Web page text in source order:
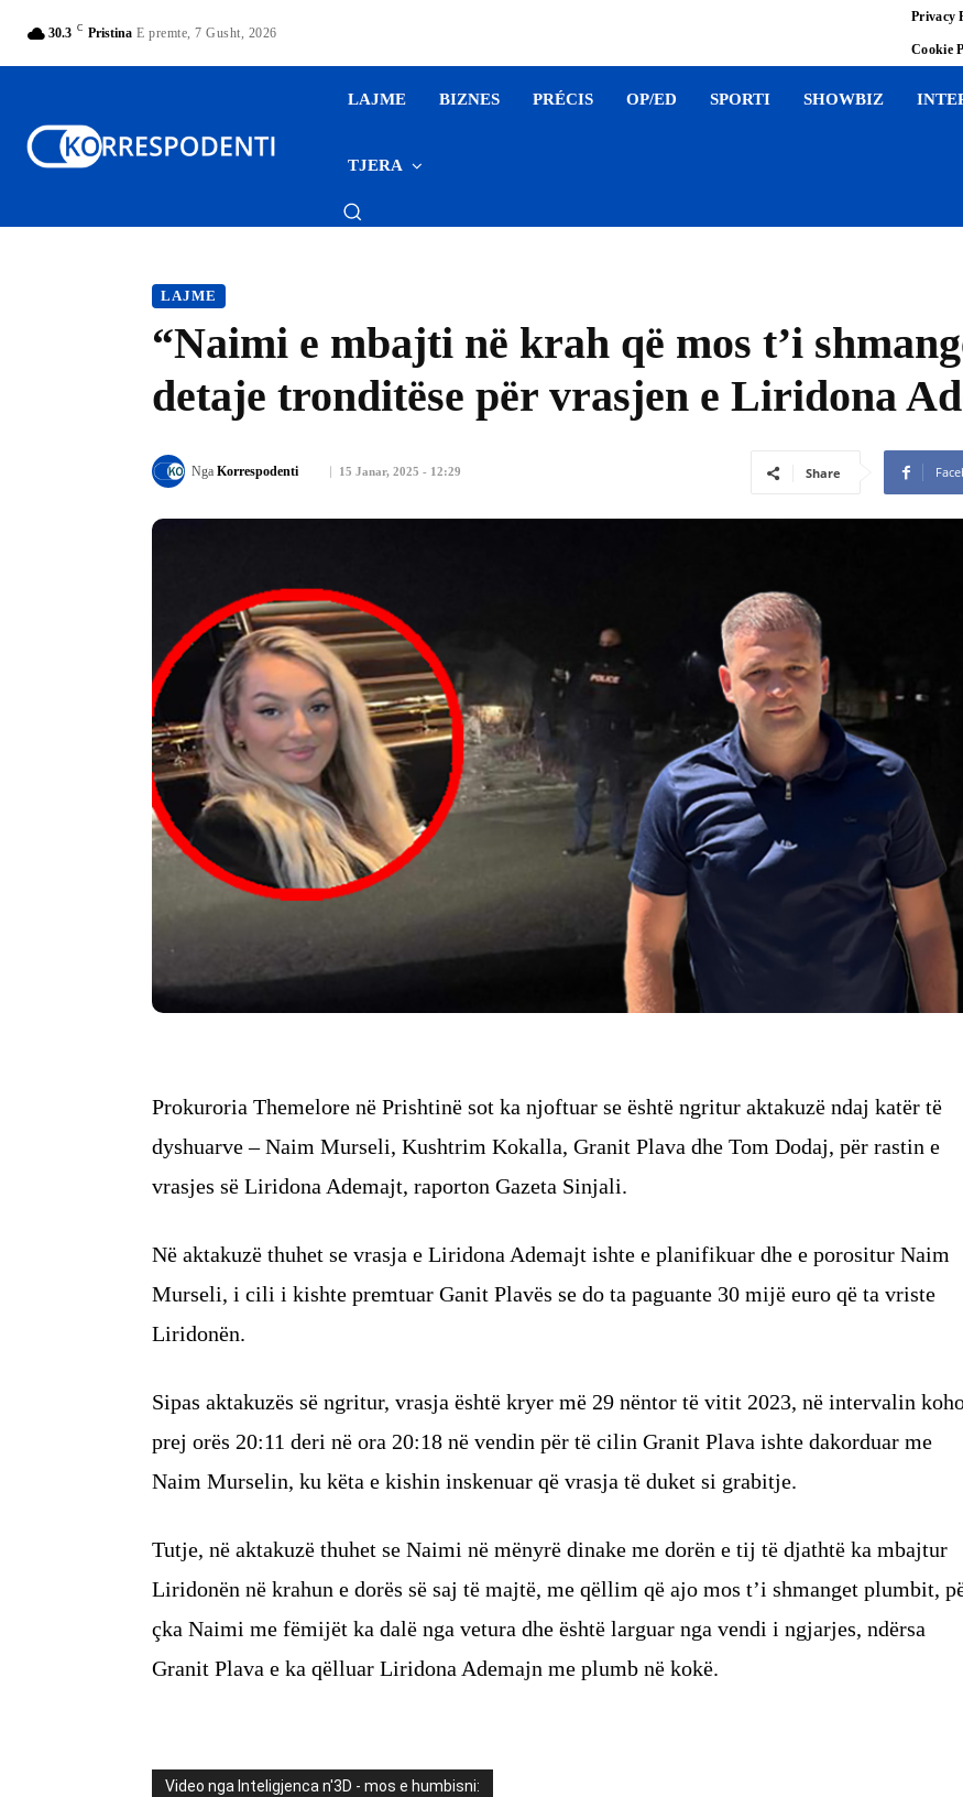
30.3 C Pristina E premte, 7 Gusht, 2026
Privacy
Cookie
LAJME BIZNES PRÉCIS OP/ED SPORTI SHOWBIZ
TJERA
LAJME
“Naimi e mbajti në krah që mos t’i
detaje tronditëse për vrasjen e Liridona
15 Janar, 2025 - 12:29
Nga Korrespodenti Share
Prokuroria Themelore në Prishtinë sot ka njoftuar se është ngritur aktakuzë ndaj katër të
dyshuarve – Naim Murseli, Kushtrim Kokalla, Granit Plava dhe Tom Dodaj, për rastin e
vrasjes së Liridona Ademajt, raporton Gazeta Sinjali.
Në aktakuzë thuhet se vrasja e Liridona Ademajt ishte e planifikuar dhe e porositur Naim
Murseli, i cili i kishte premtuar Ganit Plavës se do ta paguante 30 mijë euro që ta vriste
Liridonën.
Sipas aktakuzës së ngritur, vrasja është kryer më 29 nëntor të vitit 2023, në intervalin
prej orës 20:11 deri në ora 20:18 në vendin për të cilin Granit Plava ishte dakorduar me
Naim Murselin, ku këta e kishin inskenuar që vrasja të duket si grabitje.
Tutje, në aktakuzë thuhet se Naimi në mënyrë dinake me dorën e tij të djathtë ka mbajtur
Liridonën në krahun e dorës së saj të majtë, me qëllim që ajo mos t’i shmanget plumbit,
çka Naimi me fëmijët ka dalë nga vetura dhe është larguar nga vendi i ngjarjes, ndërsa
Granit Plava e ka qëlluar Liridona Ademajn me plumb në kokë.
Video nga Inteligjenca n'3D - mos e humbisni: